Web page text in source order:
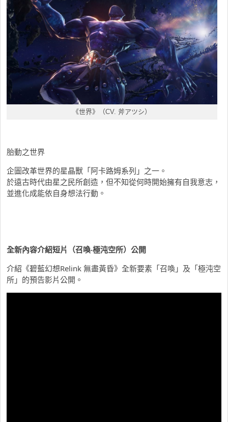
《世界》（CV. 斧アツシ）
胎動之世界
企圖改革世界的星晶獸「阿卡路姆系列」之一。
於遠古時代由星之民所創造，但不知從何時開始擁有自我意志，
並進化成能依自身想法行動。
全新內容介紹短片（召喚‧極沌空所）公開
介紹《碧藍幻想Relink 無盡黃昏》全新要素「召喚」及「極沌空
所」的預告影片公開。